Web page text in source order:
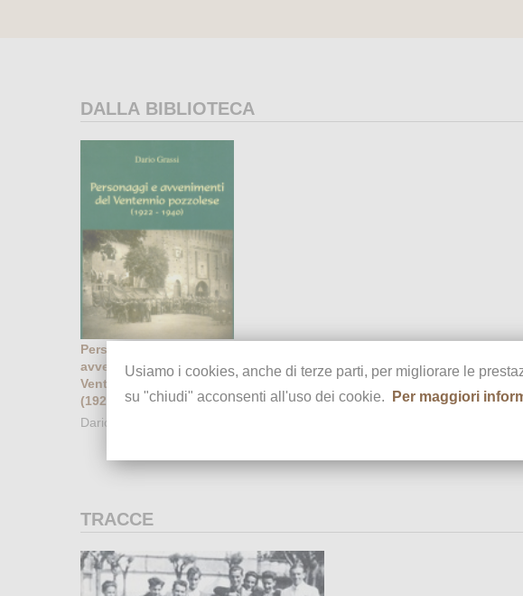
DALLA BIBLIOTECA
Personaggi e
avvenimenti del
Ventennio pozzolese
(1922 - 1940)
TRACCE
Usiamo i cookies, anche di terze parti, per migliorare le
su "chiudi" acconsenti all'uso dei cookie.
Per maggiori